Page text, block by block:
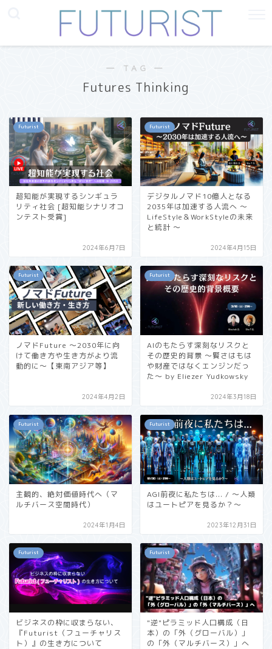
― TAG ―
Futures Thinking
Futurist
超知能が実現するシンギュラ
リティ社会 [超知能シナリオコ
ンテスト受賞]
2024年6月7日
Futurist
デジタルノマド10億人となる
2035年は加速する人流へ 〜
LifeStyle＆WorkStyleの未来
と統計 〜
2024年4月15日
Futurist
ノマドFuture 〜2030年に向
けて働き方や生き方がより流
動的に〜【東南アジア等】
2024年4月2日
Futurist
AIのもたらす深刻なリスクと
その歴史的背景 〜賢さはもは
や財産ではなくエンジンだっ
た〜 by Eliezer Yudkowsky
2024年3月18日
Futurist
主観的、絶対価値時代へ（マ
ルチバース空間時代）
2024年1月4日
Futurist
AGI前夜に私たちは... / 〜人類
はユートピアを見るか？〜
2023年12月31日
Futurist
ビジネスの枠に収まらない、
『Futurist（フューチャリス
ト）』の生き方について
Futurist
"逆"ピラミッド人口構成（日
本）の「外（グローバル）」
の「外（マルチバース）」へ